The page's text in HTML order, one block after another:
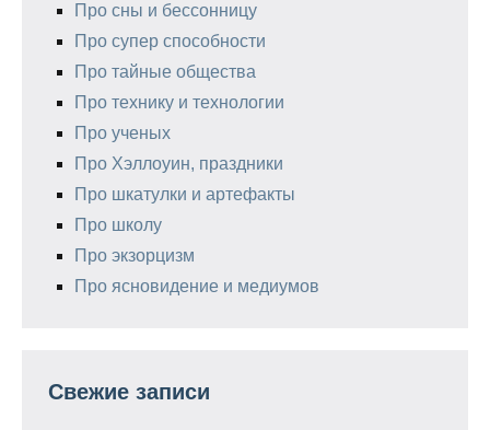
Про сны и бессонницу
Про супер способности
Про тайные общества
Про технику и технологии
Про ученых
Про Хэллоуин, праздники
Про шкатулки и артефакты
Про школу
Про экзорцизм
Про ясновидение и медиумов
Свежие записи